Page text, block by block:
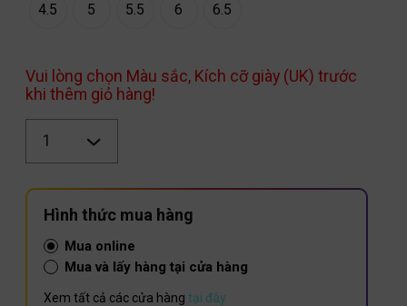
4.5 5 5.5 6 6.5
Vui lòng chọn Màu sắc, Kích cỡ giày (UK) trước
khi thêm giỏ hàng!
lượng
Hình thức mua hàng
Mua online
Mua và lấy hàng tại cửa hàng
Xem tất cả các cửa hàng tại đây